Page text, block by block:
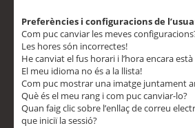
Preferències i configuracions de
Com puc canviar les meves
Les hores són incorrectes!
He canviat el fus horari i l’hora encara
El meu idioma no és a la llista!
Com puc mostrar una imatge juntament
Què és el meu rang i com puc canviar-lo?
Quan faig clic sobre l’enllaç de correu
que iniciï la sessió?